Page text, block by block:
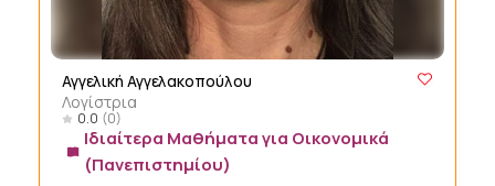
Αγγελική Αγγελακοπούλου
Λογίστρια
0.0 (0)
Ιδιαίτερα Μαθήματα για Οικονομικά
(Πανεπιστημίου)